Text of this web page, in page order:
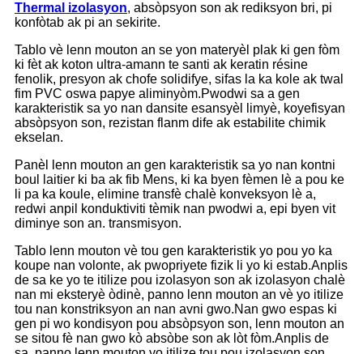
Therma l izolasyon, absòpsyon son ak rediksyon bri, pi
konfòtab ak pi an sekirite.
Tablo vè lenn mouton an se yon materyèl plak ki gen fòm
ki fèt ak koton ultra-amann te santi ak keratin résine
fenolik, presyon ak chofe solidifye, sifas la ka kole ak twal
fim PVC oswa papye aliminyòm.Pwodwi sa a gen
karakteristik sa yo nan dansite esansyèl limyè, koyefisyan
absòpsyon son, rezistan flanm dife ak estabilite chimik
ekselan.
Panèl lenn mouton an gen karakteristik sa yo nan kontni
boul laitier ki ba ak fib Mens, ki ka byen fèmen lè a pou ke
li pa ka koule, elimine transfè chalè konveksyon lè a,
redwi anpil konduktiviti tèmik nan pwodwi a, epi byen vit
diminye son an. transmisyon.
Tablo lenn mouton vè tou gen karakteristik yo pou yo ka
koupe nan volonte, ak pwopriyete fizik li yo ki estab.Anplis
de sa ke yo te itilize pou izolasyon son ak izolasyon chalè
nan mi eksteryè òdinè, panno lenn mouton an vè yo itilize
tou nan konstriksyon an nan avni gwo.Nan gwo espas ki
gen pi wo kondisyon pou absòpsyon son, lenn mouton an
se sitou fè nan gwo kò absòbe son ak lòt fòm.Anplis de